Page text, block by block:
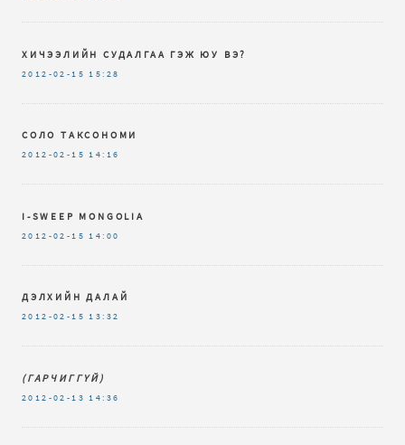
ХИЧЭЭЛИЙН СУДАЛГАА ГЭЖ ЮУ ВЭ?
2012-02-15 15:28
СОЛО ТАКСОНОМИ
2012-02-15 14:16
I-SWEEP MONGOLIA
2012-02-15 14:00
ДЭЛХИЙН ДАЛАЙ
2012-02-15 13:32
(ГАРЧИГГҮЙ)
2012-02-13 14:36